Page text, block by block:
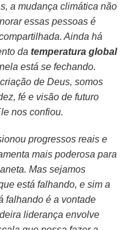
a mudança climática não
essas pessoas é
Ainda há
datemperatura global
está se fechando.
de Deus, somos
fé e visão de futuro
nos confiou.
progressos reais e
mais poderosa para
Mas sejamos
está falhando, e sim a
falhando é a vontade
liderança envolve